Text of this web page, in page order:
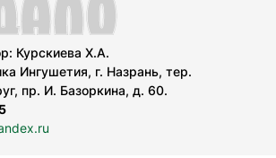
Курскиева Х.А.
Ингушетия, г. Назрань, тер.
пр. И. Базоркина, д. 60.